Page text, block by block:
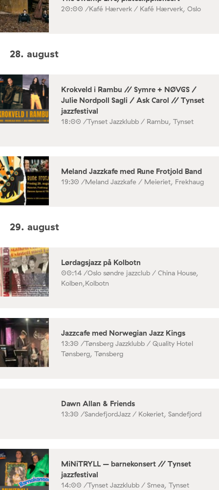
20:00 /Kafé Hærverk / Kafé Hærverk, Oslo
28. august
Krokveld i Rambu // Symre + NØVGS /
Julie Nordpoll Sagli / Ask Carol // Tynset
jazzfestival
18:00 /Tynset Jazzklubb / Rambu, Tynset
Meland Jazzkafe med Rune Frotjold Band
19:30 /Meland Jazzkafe / Meieriet, Frekhaug
29. august
Lørdagsjazz på Kolbotn
00:14 /Oslo søndre jazzclub / China House,
Kolben,Kolbotn
Jazzcafe med Norwegian Jazz Kings
13:30 /Tønsberg Jazzklubb / Quality Hotel
Tønsberg, Tønsberg
Dawn Allan & Friends
13:30 /SandefjordJazz / Kokeriet, Sandefjord
MiNiTRYLL – barnekonsert // Tynset
jazzfestival
14:00 /Tynset Jazzklubb / Smea, Tynset